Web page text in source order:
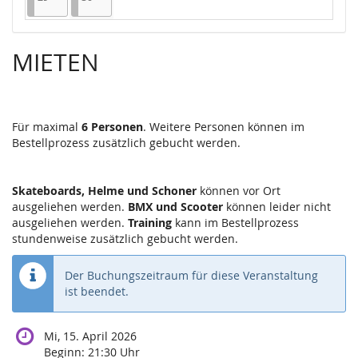
MIETEN
Für maximal 6 Personen. Weitere Personen können im
Bestellprozess zusätzlich gebucht werden.
Skateboards, Helme und Schoner können vor Ort
ausgeliehen werden. BMX und Scooter können leider nicht
ausgeliehen werden. Training kann im Bestellprozess
stundenweise zusätzlich gebucht werden.
Der Buchungszeitraum für diese Veranstaltung
ist beendet.
Mi, 15. April 2026
Beginn: 21:30 Uhr